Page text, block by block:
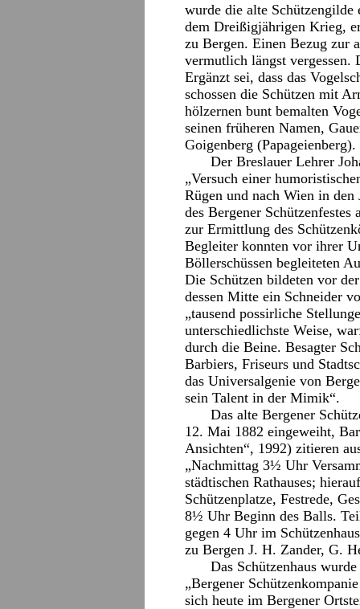
wurde die alte
dem Dreißigjährigen Krieg,
zu Bergen. Einen Bezug zur
vermutlich längst vergessen.
Ergänzt sei, dass das
schossen die Schützen mit
hölzernen bunt bemalten
seinen früheren Namen,
Goigenberg (Papageienberg).
Der Breslauer Lehrer
„Versuch einer
Rügen und nach Wien in
des Bergener
zur Ermittlung des
Begleiter konnten vor ihrer
Böllerschüssen begleiteten
Die Schützen bildeten vor
dessen Mitte ein Schneider
„tausend possirliche
unterschiedlichste Weise,
durch die Beine. Besagter
Barbiers, Friseurs und
das Universalgenie von
sein Talent in der Mimik“.
Das alte Bergener
12. Mai 1882 eingeweiht,
Ansichten“, 1992) zitieren
„Nachmittag 3½ Uhr
städtischen Rathauses;
Schützenplatze, Festrede,
8½ Uhr Beginn des Balls.
gegen 4 Uhr im
zu Bergen J. H. Zander, G.
Das Schützenhaus
„Bergener
sich heute im Bergener